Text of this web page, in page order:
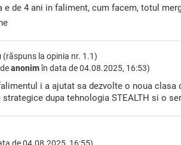
e de 4 ani in faliment, cum facem, totul
(răspuns la opinia nr. 1.1)
anonimîn data de04.08.2025, 16:53)
i a ajutat sa dezvolte o noua
strategice dupa tehnologia STEALTH si o
de04.08.2025, 16:55)